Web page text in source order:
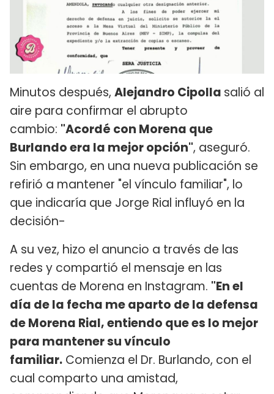
Minutos después, Alejandro Cipolla salió al
aire para confirmar el abrupto
cambio: "Acordé con Morena que
Burlando era la mejor opción", aseguró.
Sin embargo, en una nueva publicación se
refirió a mantener "el vínculo familiar", lo
que indicaría que Jorge Rial influyó en la
decisión-
A su vez, hizo el anuncio a través de las
redes y compartió el mensaje en las
cuentas de Morena en Instagram. "En el
día de la fecha me aparto de la defensa
de Morena Rial, entiendo que es lo mejor
para mantener su vínculo
familiar. Comienza el Dr. Burlando, con el
cual comparto una amistad,